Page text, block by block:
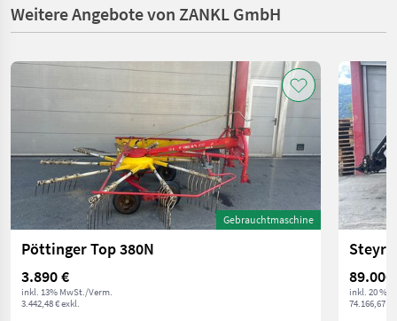
Weitere Angebote von ZANKL GmbH
Gebrauchtmaschine
Pöttinger Top 380N
3.890 €
inkl. 13% MwSt./Verm.
3.442,48 € exkl.
Steyr
89.000
inkl. 20 %
74.166,67 €